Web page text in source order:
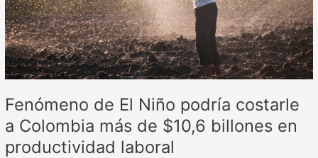
Fenómeno de El Niño podría costarle
a Colombia más de $10,6 billones en
productividad laboral
a
Colombia
más
de
$10,6
en
productividad
laboral